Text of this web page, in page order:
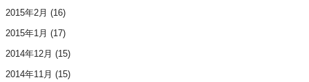
2015年2月 (16)
2015年1月 (17)
2014年12月 (15)
2014年11月 (15)